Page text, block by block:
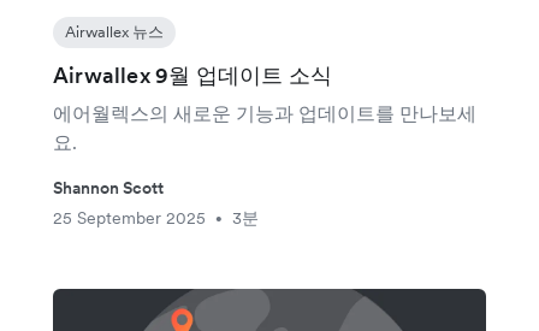
Airwallex 뉴스
Airwallex 9월 업데이트 소식
에어월렉스의 새로운 기능과 업데이트를 만나보세
요.
Shannon Scott
25 September 2025
• 3분